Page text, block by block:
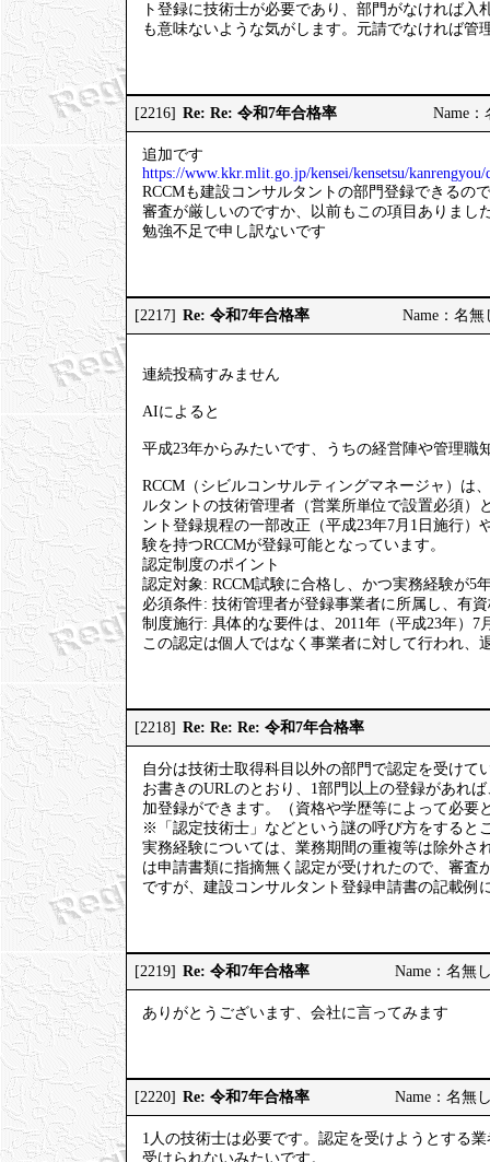
ト登録に技術士が必要であり、部門がなければ
も意味ないような気がします。元請でなければ
[2216] Re: Re: 令和7年合格率 Name
追加です
https://www.kkr.mlit.go.jp/kensei/kensetsu/
RCCMも建設コンサルタントの部門登録できるの
審査が厳しいのですか、以前もこの項目ありまし
勉強不足で申し訳ないです
[2217] Re: 令和7年合格率 Name：名
連続投稿すみません
AIによると
平成23年からみたいです、うちの経営陣や管理職
RCCM（シビルコンサルティングマネージャ）は
ルタントの技術管理者（営業所単位で設置必須
ント登録規程の一部改正（平成23年7月1日施行）
験を持つRCCMが登録可能となっています。
認定制度のポイント
認定対象: RCCM試験に合格し、かつ実務経験が5
必須条件: 技術管理者が登録事業者に所属し、有
制度施行: 具体的な要件は、2011年（平成23年）
この認定は個人ではなく事業者に対して行われ、
[2218] Re: Re: Re: 令和7年合格率
自分は技術士取得科目以外の部門で認定を受けて
お書きのURLのとおり、1部門以上の登録があれ
加登録ができます。（資格や学歴等によって必要
※「認定技術士」などという謎の呼び方をすると
実務経験については、業務期間の重複等は除外さ
は申請書類に指摘無く認定が受けれたので、審査
ですが、建設コンサルタント登録申請書の記載
[2219] Re: 令和7年合格率 Name：名無
ありがとうございます、会社に言ってみます
[2220] Re: 令和7年合格率 Name：名無
1人の技術士は必要です。認定を受けようとする
受けられないみたいです。